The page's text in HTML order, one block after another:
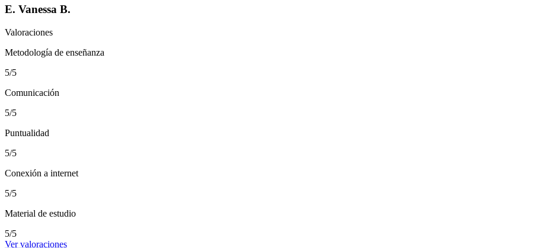
E. Vanessa B.
Valoraciones
Metodología de enseñanza
5/5
Comunicación
5/5
Puntualidad
5/5
Conexión a internet
5/5
Material de estudio
5/5
Ver valoraciones